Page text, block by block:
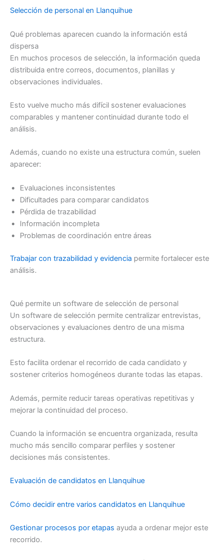
Selección de personal en Llanquihue
Qué problemas aparecen cuando la información está
dispersa
En muchos procesos de selección, la información queda
distribuida entre correos, documentos, planillas y
observaciones individuales.
Esto vuelve mucho más difícil sostener evaluaciones
comparables y mantener continuidad durante todo el
análisis.
Además, cuando no existe una estructura común, suelen
aparecer:
Evaluaciones inconsistentes
Dificultades para comparar candidatos
Pérdida de trazabilidad
Información incompleta
Problemas de coordinación entre áreas
Trabajar con trazabilidad y evidencia permite fortalecer este
análisis.
Qué permite un software de selección de personal
Un software de selección permite centralizar entrevistas,
observaciones y evaluaciones dentro de una misma
estructura.
Esto facilita ordenar el recorrido de cada candidato y
sostener criterios homogéneos durante todas las etapas.
Además, permite reducir tareas operativas repetitivas y
mejorar la continuidad del proceso.
Cuando la información se encuentra organizada, resulta
mucho más sencillo comparar perfiles y sostener
decisiones más consistentes.
Evaluación de candidatos en Llanquihue
Cómo decidir entre varios candidatos en Llanquihue
Gestionar procesos por etapas ayuda a ordenar mejor este
recorrido.